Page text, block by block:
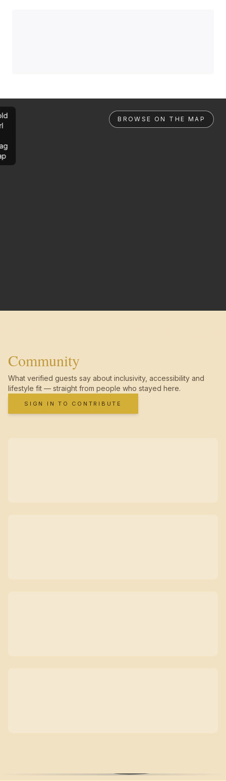
BROWSE ON THE MAP
Community
What verified guests say about inclusivity, accessibility and
lifestyle fit — straight from people who stayed here.
SIGN IN TO CONTRIBUTE